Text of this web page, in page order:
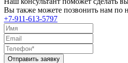
Вы также можете позвонить нам по
+7-911-613-5797
Отправить заявку